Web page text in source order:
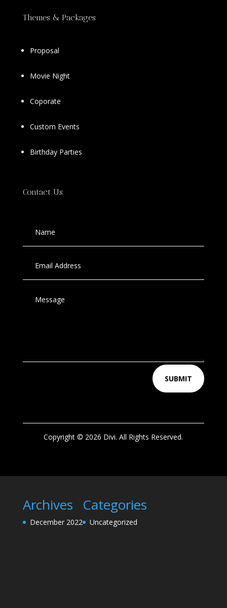
Themes & Packages
Proposal
Movie Night
Coporate
Custom Events
Birthday Parties
Contact Us
SUBMIT
Copyright © 2026 Divi. All Rights Reserved.
Archives
December 2022
Categories
Uncategorized